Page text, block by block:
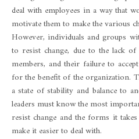
deal with employees in a way that
motivate them to make the various
However, individuals and groups
to resist change, due to the lack
members, and their failure to
for the benefit of the organization.
a state of stability and balance to
leaders must know the most
resist change and the forms it
make it easier to deal with.